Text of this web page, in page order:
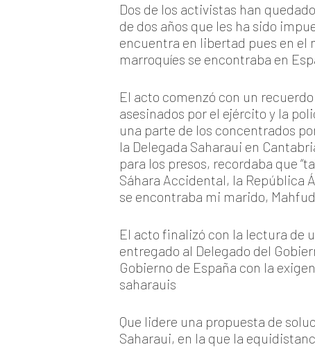
Dos de los activistas han
de dos años que les ha sido
encuentra en libertad pues en el
marroquíes se encontraba en
El acto comenzó con un
asesinados por el ejército y la
una parte de los concentrados
la Delegada Saharaui en
para los presos, recordaba que
Sáhara Accidental, la República
se encontraba mi marido, Mahfud
El acto finalizó con la lectura de
entregado al Delegado del
Gobierno de España con la
saharauis
Que lidere una propuesta de
Saharaui, en la que la